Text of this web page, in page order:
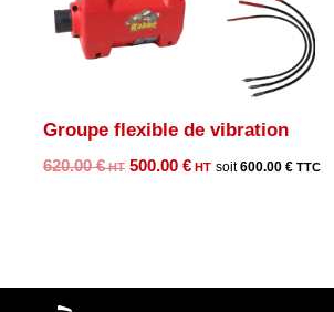
Groupe flexible de vibration
620.00€
Le
500.00 €
Le
600.00 €